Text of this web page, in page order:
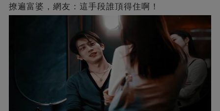
撩遍富婆，網友：這手段誰頂得住啊！